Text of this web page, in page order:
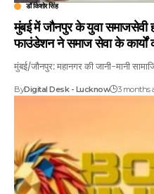
डॉ किशोर सिंह
मुंबई में जौनपुर के युवा समाजसेवी
फाउंडेशन ने समाज सेवा के कार्यों
मुंबई/जौनपुर: महानगर की जानी-मानी
ByDigital Desk - Lucknow 3 months